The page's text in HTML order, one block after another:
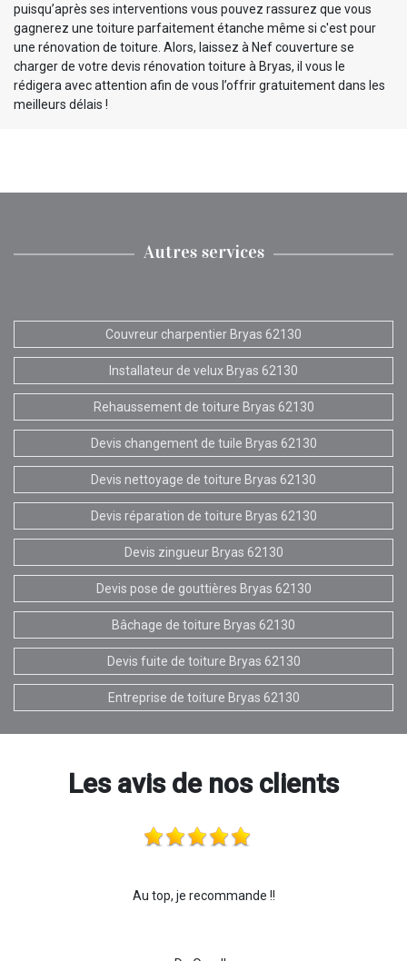
puisqu’après ses interventions vous pouvez rassurez que vous
gagnerez une toiture parfaitement étanche même si c'est pour
une rénovation de toiture. Alors, laissez à Nef couverture se
charger de votre devis rénovation toiture à Bryas, il vous le
rédigera avec attention afin de vous l’offrir gratuitement dans les
meilleurs délais !
Autres services
Couvreur charpentier Bryas 62130
Installateur de velux Bryas 62130
Rehaussement de toiture Bryas 62130
Devis changement de tuile Bryas 62130
Devis nettoyage de toiture Bryas 62130
Devis réparation de toiture Bryas 62130
Devis zingueur Bryas 62130
Devis pose de gouttières Bryas 62130
Bâchage de toiture Bryas 62130
Devis fuite de toiture Bryas 62130
Entreprise de toiture Bryas 62130
Les avis de nos clients
Au top, je recommande !!